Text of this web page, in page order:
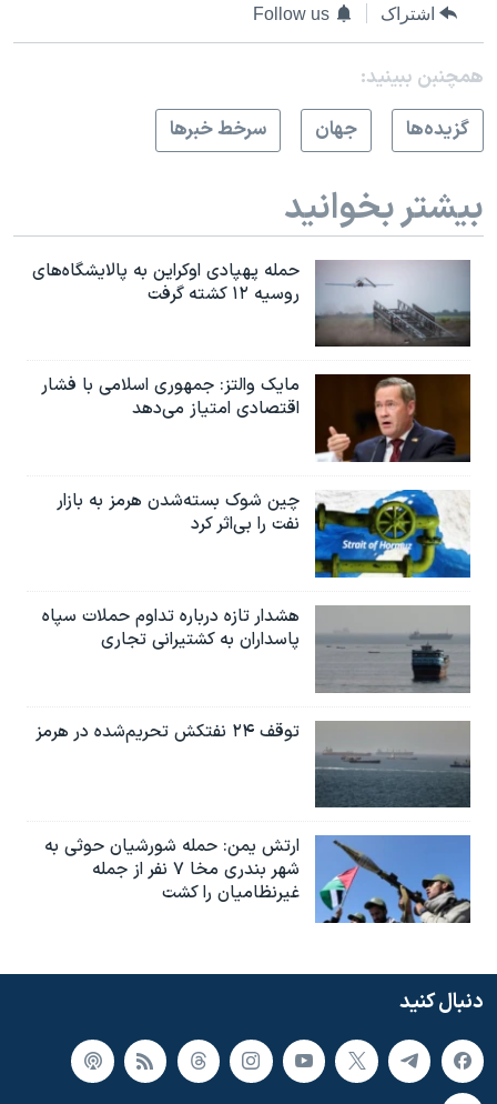
اشتراک Follow us
همچنبن ببینید:
گزيده‌ها
جهان سرخط خبرها
بیشتر بخوانید
حمله پهپادی اوکراین به پالایشگاه‌های
روسیه ۱۲ کشته گرفت
مایک والتز: جمهوری اسلامی با فشار
اقتصادی امتیاز می‌دهد
چین شوک بسته‌شدن هرمز به بازار
نفت را بی‌اثر کرد
هشدار تازه درباره تداوم حملات سپاه
پاسداران به کشتیرانی تجاری
توقف ۲۴ نفتکش تحریم‌شده در هرمز
ارتش یمن: حمله شورشیان حوثی به
شهر بندری مخا ۷ نفر از جمله
غیرنظامیان را کشت
دنبال کنید